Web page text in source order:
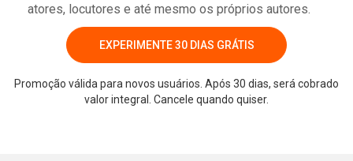
atores, locutores e até mesmo os próprios autores.
EXPERIMENTE 30 DIAS GRÁTIS
Promoção válida para novos usuários. Após 30 dias, será cobrado
valor integral. Cancele quando quiser.